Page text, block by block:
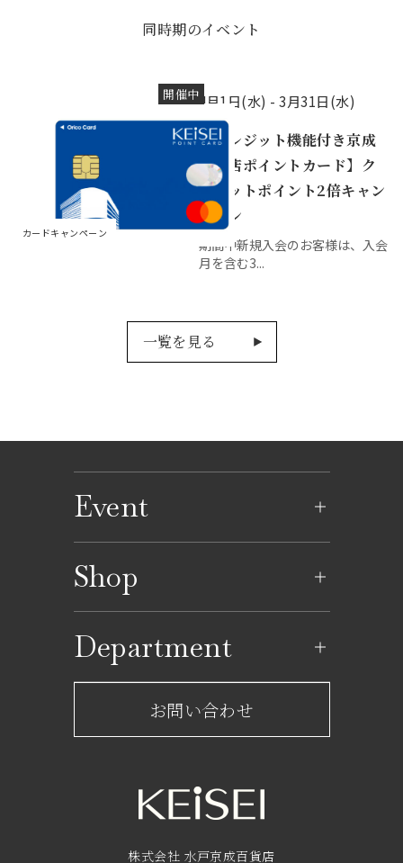
同時期のイベント
開催中
カードキャンペーン
4月1日(水) -3月31日(水)
【クレジット機能付き京成
百貨店ポイントカード】ク
レジットポイント2倍キャン
ペーン
期間中新規入会のお客様は、入会
月を含む3...
一覧を見る
Event
イベントカレンダー
Shop
レストラン一覧
ショップからのお知らせ
フロアガイド
Department
サービスのご案内
京成友の会
お問い合わせ
株式会社 水戸京成百貨店